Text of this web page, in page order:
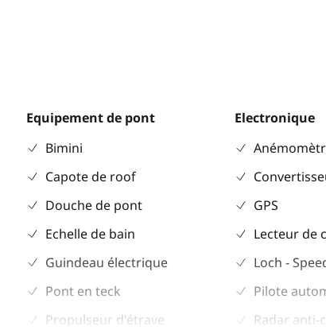
Equipement de pont
Bimini
Capote de roof
Douche de pont
Echelle de bain
Guindeau électrique
Pont en teck
Propulseur d'étrave
Electronique
GPS
Lecteur de
Loch -
Pilote
Radar anti-